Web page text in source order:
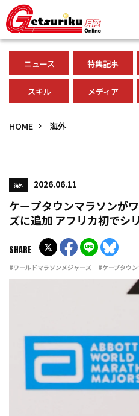
ニュース 特集記事
スキル メディア
HOME 海外
海外 2026.06.11
ケープタウンマラソンが
ズに追加 アフリカ初でシ
#ワールドマラソンメジャーズ #ケープタウン
SHARE